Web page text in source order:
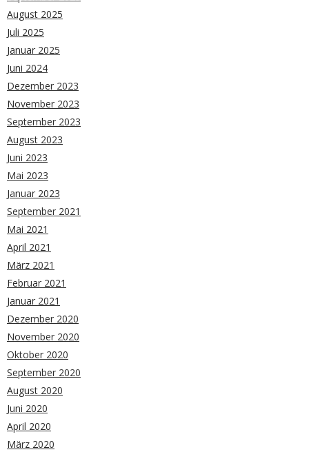
August 2025
Juli 2025
Januar 2025
Juni 2024
Dezember 2023
November 2023
September 2023
August 2023
Juni 2023
Mai 2023
Januar 2023
September 2021
Mai 2021
April 2021
März 2021
Februar 2021
Januar 2021
Dezember 2020
November 2020
Oktober 2020
September 2020
August 2020
Juni 2020
April 2020
März 2020